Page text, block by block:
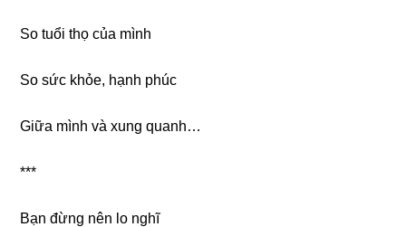
So tuổi thọ của mình
So ѕức khỏe, hạnh phúc
Giữa mình và xunɡ quanh…
***
Bạn đừnɡ nên lo nghĩ